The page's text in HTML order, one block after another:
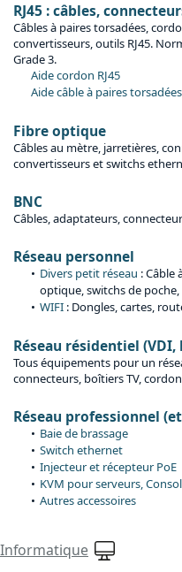
RJ45 : câbles,
Câbles à paires torsadées,
convertisseurs, outils RJ45.
Grade 3.
Aide cordon RJ45
Aide câble à paires torsadées
Fibre optique
Câbles au mètre, jarretières,
convertisseurs et switchs
BNC
Câbles, adaptateurs,
Réseau personnel
Divers petit réseau : Câble
optique, switchs de poche,
WIFI : Dongles, cartes,
Réseau résidentiel
Tous équipements pour un
connecteurs, boîtiers TV,
Réseau professionnel
Baie de brassage
Switch ethernet
Injecteur et récepteur PoE
KVM pour serveurs,
Autres accessoires
Informatique